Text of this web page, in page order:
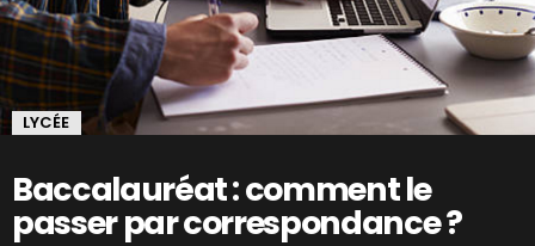
LYCÉE
Baccalauréat : comment le
passer par correspondance ?